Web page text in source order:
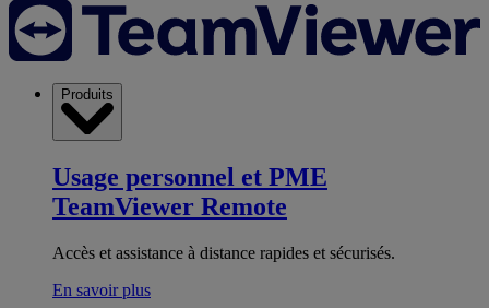
Produits
Usage personnel et PME
TeamViewer Remote
Accès et assistance à distance rapides et sécurisés.
En savoir plus